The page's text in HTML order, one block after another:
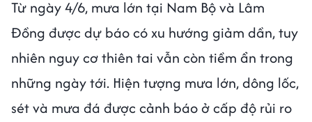
Từ ngày 4/6, mưa lớn tại Nam Bộ và Lâm
Đồng được dự báo có xu hướng giảm dần, tuy
nhiên nguy cơ thiên tai vẫn còn tiềm ẩn trong
những ngày tới. Hiện tượng mưa lớn, dông lốc,
sét và mưa đá được cảnh báo ở cấp độ rủi ro